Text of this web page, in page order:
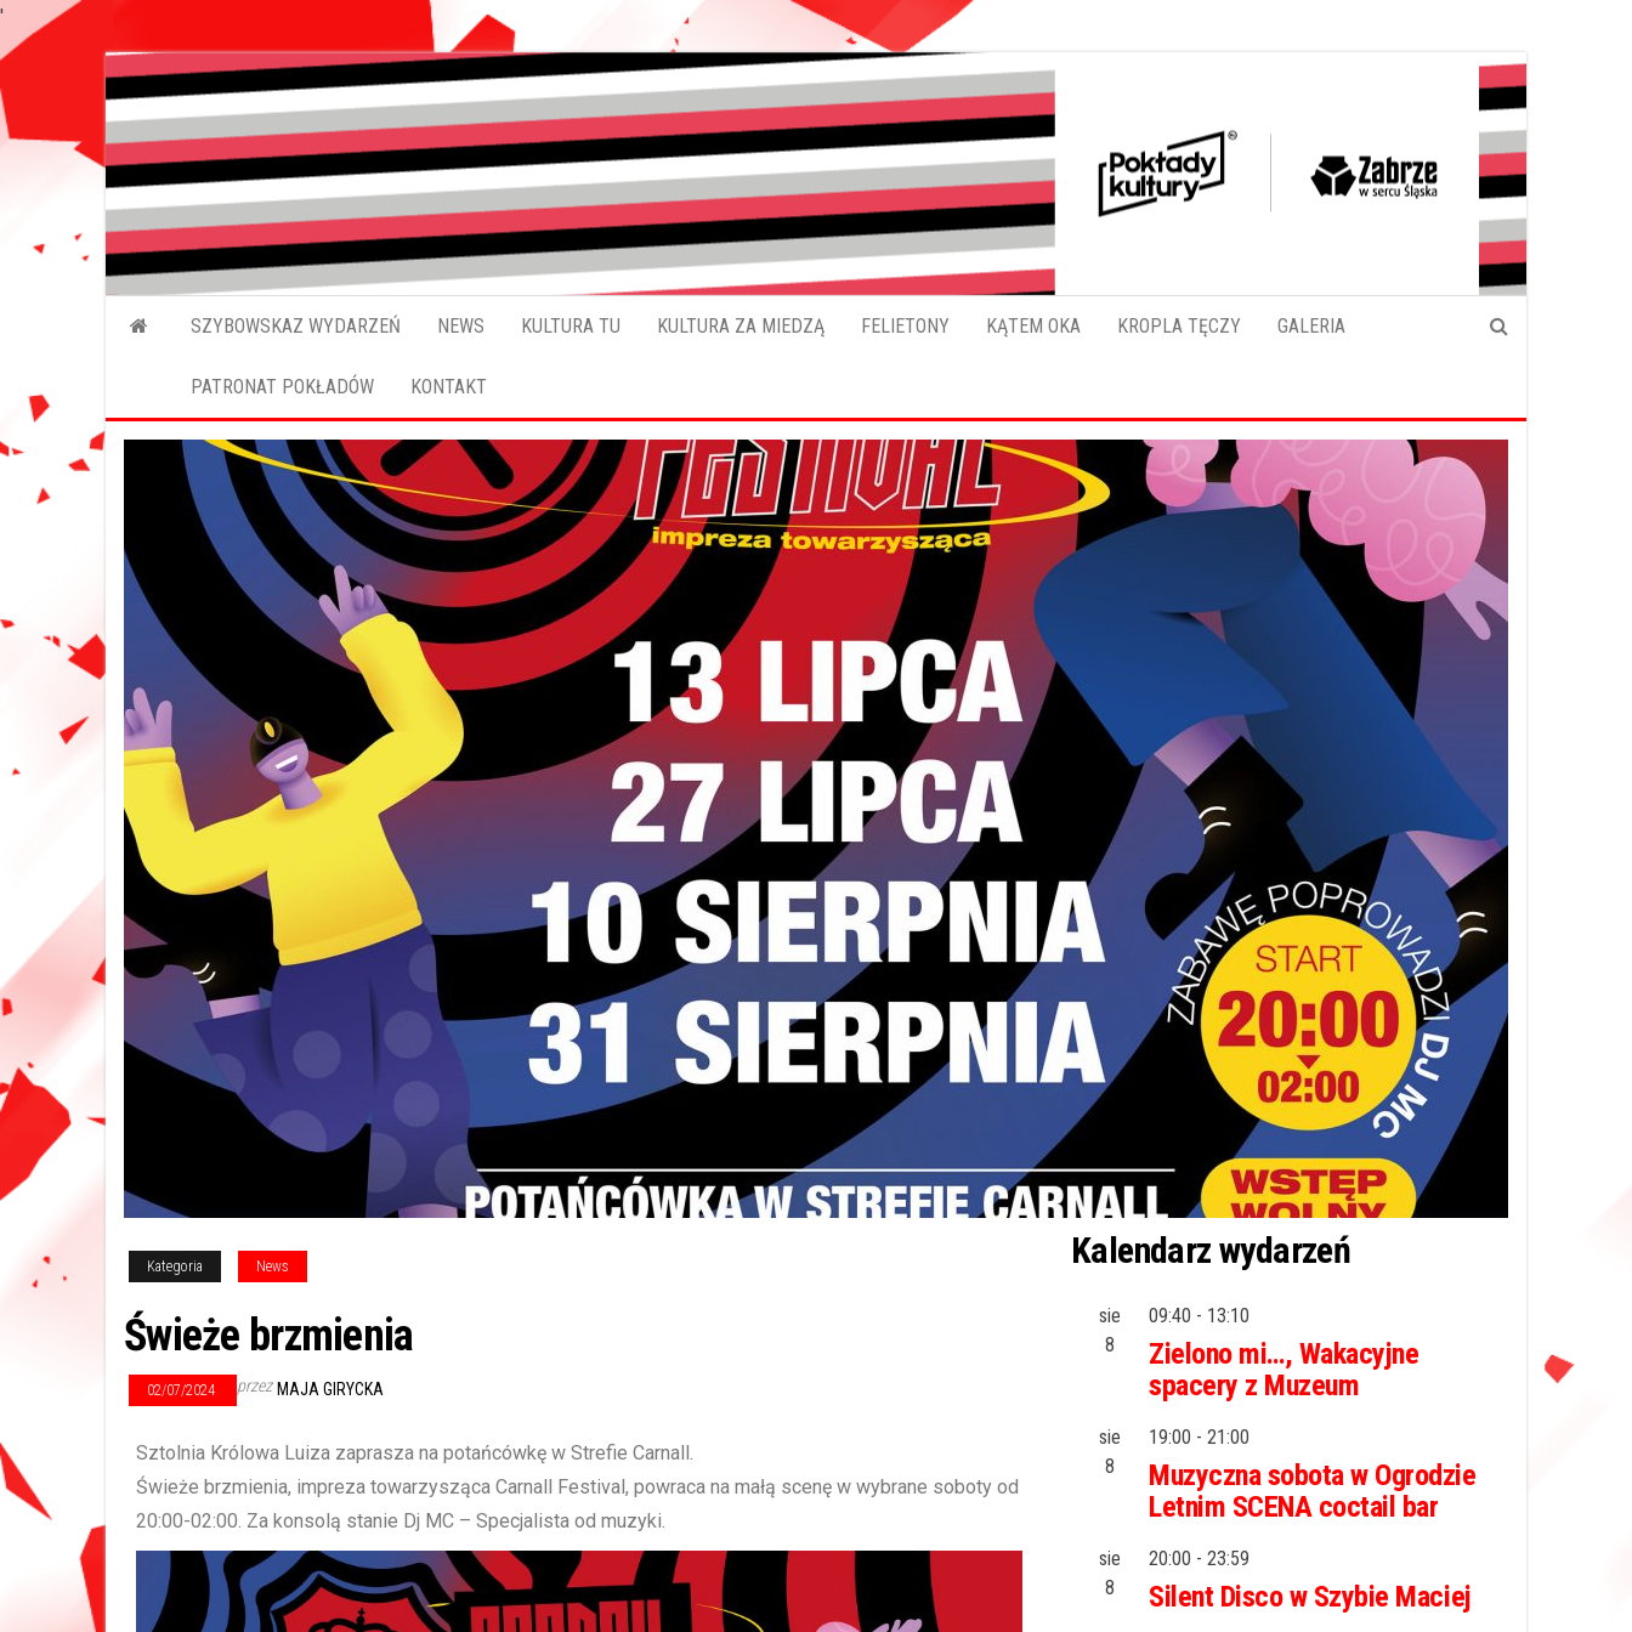
'
Pokładykultury.eu
SZYBOWSKAZ WYDARZEŃ NEWS KULTURA TU KULTURA ZA MIEDZĄ FELIETONY KĄTEM OKA KROPLA TĘCZY GALERIA
PATRONAT POKŁADÓW KONTAKT
Kategoria News
Świeże brzmienia
02/07/2024 przez MAJA GIRYCKA
Sztolnia Królowa Luiza zaprasza na potańcówkę w Strefie Carnall.
Świeże brzmienia, impreza towarzysząca Carnall Festival, powraca na małą scenę w wybrane soboty od
20:00-02:00. Za konsolą stanie Dj MC – Specjalista od muzyki.
Kalendarz wydarzeń
sie
8
09:40 - 13:10
Zielono mi…, Wakacyjne
spacery z Muzeum
sie
8
19:00 - 21:00
Muzyczna sobota w Ogrodzie
Letnim SCENA coctail bar
sie
8
20:00 - 23:59
Silent Disco w Szybie Maciej